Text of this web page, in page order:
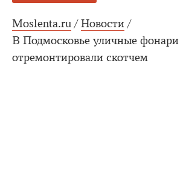
Moslenta.ru / Новости /
В Подмосковье уличные фонари
отремонтировали скотчем